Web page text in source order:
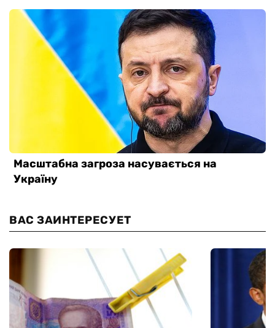
ВАС ЗАИНТЕРЕСУЕТ